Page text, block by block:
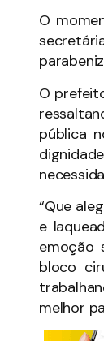
O
O
pública
“Que
e
emoção
bloco
melhor